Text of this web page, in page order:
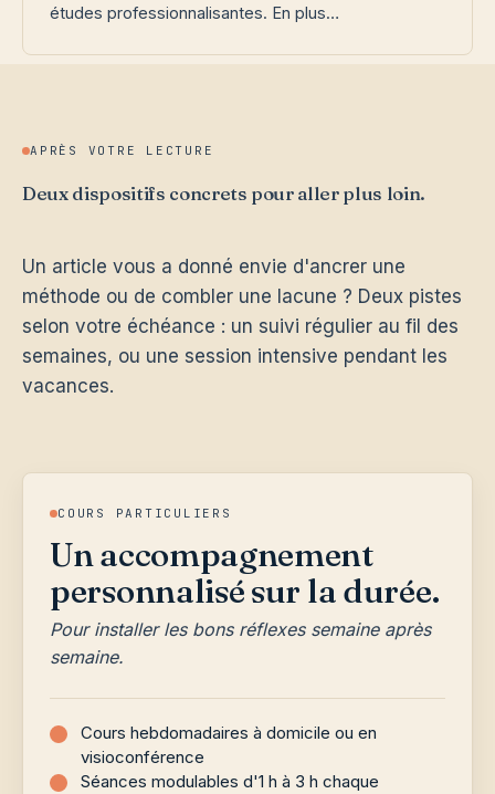
études professionnalisantes. En plus…
APRÈS VOTRE LECTURE
Deux dispositifs concrets pour aller plus loin.
Un article vous a donné envie d'ancrer une
méthode ou de combler une lacune ? Deux pistes
selon votre échéance : un suivi régulier au fil des
semaines, ou une session intensive pendant les
vacances.
COURS PARTICULIERS
Un accompagnement
personnalisé sur la durée.
Pour installer les bons réflexes semaine après
semaine.
Cours hebdomadaires à domicile ou en
visioconférence
Séances modulables d'1 h à 3 h chaque